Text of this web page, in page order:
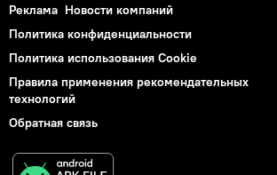
Реклама Новости компаний
Политика конфиденциальности
Политика использования Cookie
Правила применения рекомендательных
технологий
Обратная связь